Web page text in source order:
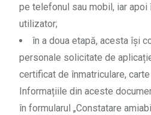
pe telefonul sau mobil, iar apoi
utilizator;
în a doua etapă, acesta își
personale solicitate de
certificat de înmatriculare,
Informațiile din aceste
în formularul „Constatare